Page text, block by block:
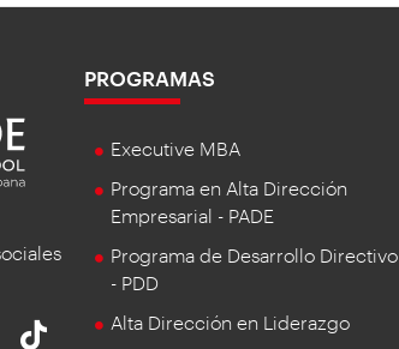
PROGRAMAS
Executive MBA
Programa en Alta Dirección
Empresarial - PADE
Programa de Desarrollo Directivo
- PDD
Alta Dirección en Liderazgo